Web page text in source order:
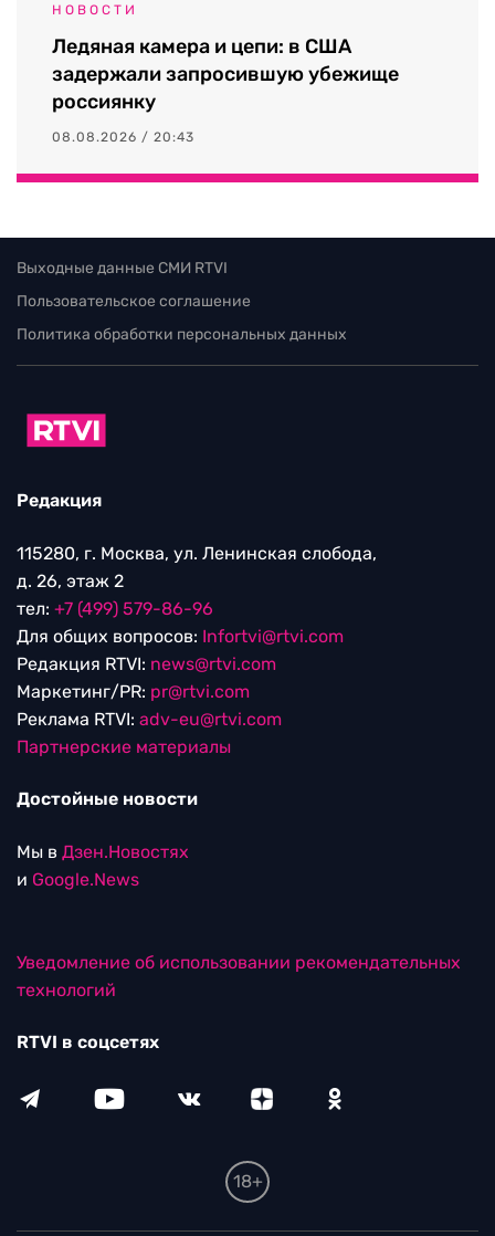
НОВОСТИ
Ледяная камера и цепи: в США
задержали запросившую убежище
россиянку
08.08.2026 / 20:43
Выходные данные СМИ RTVI
Пользовательское соглашение
Политика обработки персональных данных
Редакция
115280, г. Москва, ул. Ленинская слобода,
д. 26, этаж 2
тел: +7 (499) 579-86-96
Для общих вопросов: Infortvi@rtvi.com
Редакция RTVI: news@rtvi.com
Маркетинг/PR: pr@rtvi.com
Реклама RTVI: adv-eu@rtvi.com
Партнерские материалы
Достойные новости
Мы в Дзен.Новостях
и Google.News
Уведомление об использовании рекомендательных
технологий
RTVI в соцсетях
18+